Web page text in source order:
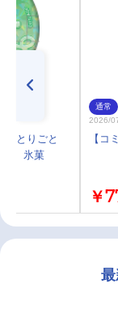
ひとりごと
猫 氷菓
通常
2026/
【コ
￥